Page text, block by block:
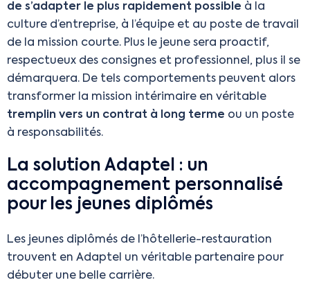
de s’adapter le plus rapidement possible à la
culture d’entreprise, à l’équipe et au poste de travail
de la mission courte. Plus le jeune sera proactif,
respectueux des consignes et professionnel, plus il se
démarquera. De tels comportements peuvent alors
transformer la mission intérimaire en véritable
tremplin vers un contrat à long terme ou un poste
à responsabilités.
La solution Adaptel : un
accompagnement personnalisé
pour les jeunes diplômés
Les jeunes diplômés de l’hôtellerie-restauration
trouvent en Adaptel un véritable partenaire pour
débuter une belle carrière.